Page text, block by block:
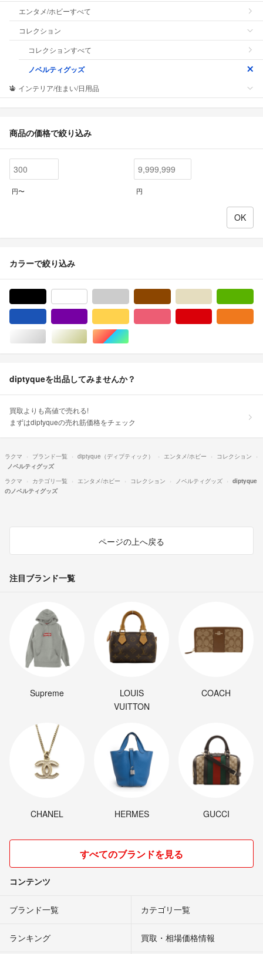
エンタメ/ホビーすべて
コレクション
コレクションすべて
ノベルティグッズ
インテリア/住まい/日用品
商品の価格で絞り込み
円〜 円
カラーで絞り込み
シルバー/銀色系ゴールド/金色系マルチカラー
diptyqueを出品してみませんか？
買取よりも高値で売れる!
まずはdiptyqueの売れ筋価格をチェック
ラクマ ブランド一覧 diptyque（ディプティック） エンタメ/ホビー
コレクション
ノベルティグッズ
ラクマ
カテゴリ一覧 エンタメ/ホビー コレクション ノベルティグッズ
diptyque
のノベルティグッズ
ページの上へ戻る
注目ブランド一覧
Supreme
LOUIS
VUITTON
COACH
CHANEL HERMES GUCCI
すべてのブランドを見る
コンテンツ
ブランド一覧 カテゴリ一覧
ランキング 買取・相場価格情報